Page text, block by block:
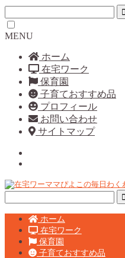
MENU
ホーム
在宅ワーク
保育園
子育ておすすめ品
プロフィール
お問い合わせ
サイトマップ
ホーム
在宅ワーク
保育園
子育ておすすめ品